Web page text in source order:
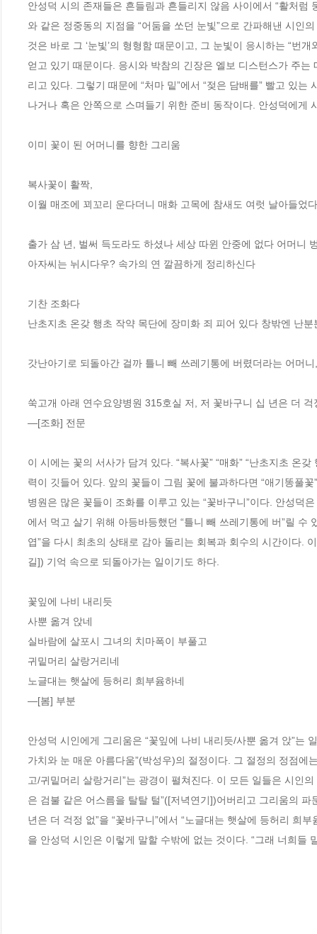
안성덕 시의 존재들은 흔들림과 흔들리지 않음 사이에서 “활처
와 같은 정중동의 지점을 “어둠을 쏘던 눈빛”으로 간파해낸 시인
것은 바로 그 ‘눈빛’의 형형함 때문이고, 그 눈빛이 응시하는 “번
얻고 있기 때문이다. 응시와 박참의 긴장은 엘보 디스턴스가 주
리고 있다. 그렇기 때문에 “처마 밑”에서 “젖은 담배를” 빨고 있
나거나 혹은 안쪽으로 스며들기 위한 준비 동작이다. 안성덕에
이미 꽃이 된 어머니를 향한 그리움
복사꽃이 활짝,
이월 매조에 꾀꼬리 운다더니 매화 고목에 참새도 여럿 날아들었다
출가 삼 년, 벌써 득도라도 하셨나 세상 따윈 안중에 없다 어머니
아자씨는 뉘시다우? 속가의 연 깔끔하게 정리하신다
기찬 조화다
난초지초 온갖 행초 작약 목단에 장미화 죄 피어 있다 창밖엔 난
갓난아기로 되돌아간 걸까 틀니 빼 쓰레기통에 버렸더라는 어머
쑥고개 아래 연수요양병원 315호실 저, 저 꽃바구니 십 년은 더 걱
―[조화] 전문
이 시에는 꽃의 서사가 담겨 있다. “복사꽃” “매화” “난초지초 온
력이 깃들어 있다. 앞의 꽃들이 그림 꽃에 불과하다면 “애기똥풀
병원은 많은 꽃들이 조화를 이루고 있는 “꽃바구니”이다. 안성덕
에서 먹고 살기 위해 아등바등했던 “틀니 빼 쓰레기통에 버”릴
엽”을 다시 최초의 상태로 감아 돌리는 회복과 회수의 시간이다.
길]) 기억 속으로 되돌아가는 일이기도 하다.
꽃잎에 나비 내리듯
사뿐 옮겨 앉네
실바람에 살포시 그녀의 치마폭이 부풀고
귀밑머리 살랑거리네
노글대는 햇살에 등허리 희부윰하네
―[봄] 부분
안성덕 시인에게 그리움은 “꽃잎에 나비 내리듯/사뿐 옮겨 앉”는
가치와 눈 매운 아름다움”(박성우)의 절정이다. 그 절정의 정점에
고/귀밑머리 살랑거리”는 광경이 펼쳐진다. 이 모든 일들은 시인
은 검불 같은 어스름을 탈탈 털”([저녁연기])어버리고 그리움의
년은 더 걱정 없”을 “꽃바구니”에서 “노글대는 햇살에 등허리 희
을 안성덕 시인은 이렇게 말할 수밖에 없는 것이다. “그래 너희들